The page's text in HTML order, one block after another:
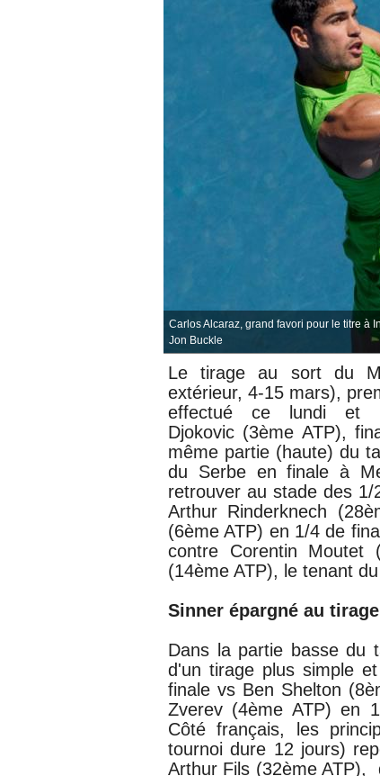
Carlos Alcaraz, grand favori pour le titre à
Jon Buckle
Le tirage au sort du
extérieur, 4-15 mars),
effectué ce lundi et
Djokovic (3ème ATP),
même partie (haute) du
du Serbe en finale à
retrouver au stade des
Arthur Rinderknech
(6ème ATP) en 1/4 de
contre Corentin
(14ème ATP), le tenant
Sinner épargné au tirage
Dans la partie basse du
d'un tirage plus simple
finale vs Ben Shelton
Zverev (4ème ATP) en
Côté français, les
tournoi dure 12 jours)
Arthur Fils (32ème ATP),